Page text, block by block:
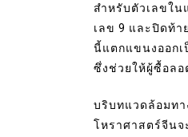
สำหรับตัวเลขใน
เลข 9 และปิดท้า
นี้แตกแขนงออกเ
ซึ่งช่วยให้ผู้ซื้อลอ
บริบทแวดล้อมท
โหราศาสตร์จีนจ